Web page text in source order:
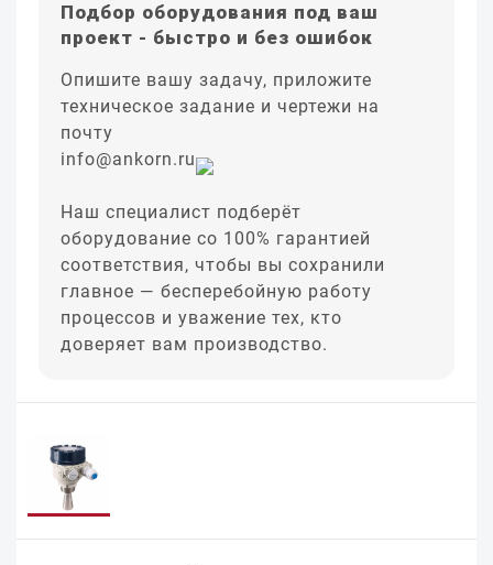
Подбор оборудования под ваш
проект - быстро и без ошибок
Опишите вашу задачу, приложите
техническое задание и чертежи на
почту
info@ankorn.ru
Наш специалист подберёт
оборудование со 100% гарантией
соответствия, чтобы вы сохранили
главное — бесперебойную работу
процессов и уважение тех, кто
доверяет вам производство.